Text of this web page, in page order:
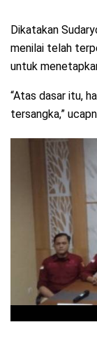
Dikatakan
menilai telah
untuk
“Atas dasar itu,
tersangka,”